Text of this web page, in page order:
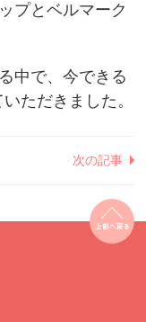
プとベルマーク
中で、今できる
ただきました。
次の記事